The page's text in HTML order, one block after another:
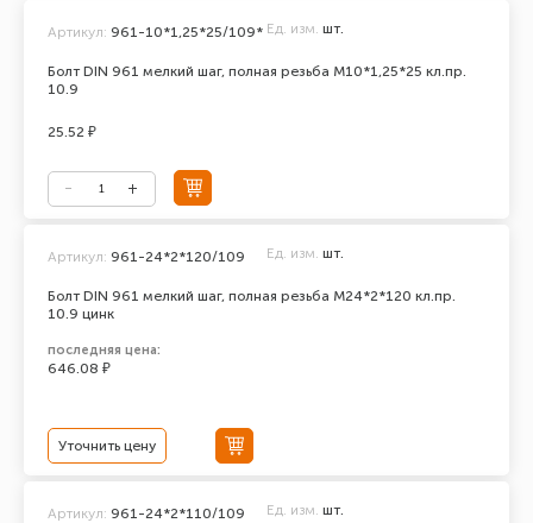
Болт DIN 961 мелкий шаг, полная резьба М10*1,25*25 кл.пр.
10.9
Артикул: 961-10*1,25*25/109* Ед. изм. шт.
25.52 ₽
Болт DIN 961 мелкий шаг, полная резьба M24*2*120 кл.пр.
10.9 цинк
Артикул: 961-24*2*120/109 Ед. изм. шт.
последняя цена:
646.08 ₽
Уточнить цену
Артикул: 961-24*2*110/109 Ед. изм. шт.